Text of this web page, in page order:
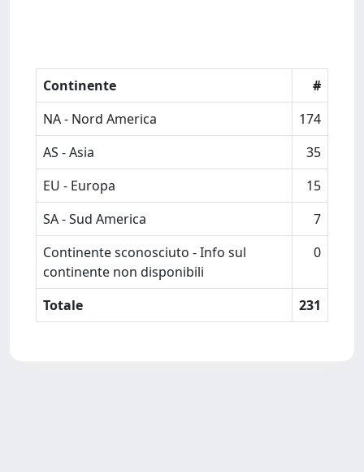
Continente
#
NA - Nord America
174
AS - Asia
35
EU - Europa
15
SA - Sud America
7
Continente sconosciuto - Info sul
continente non disponibili
0
Totale 231